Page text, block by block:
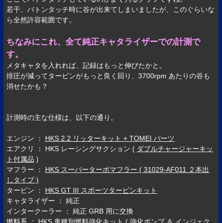
若干、バトンタッチ時に谷が出来てしまいましたが、このぐらいな
ら全然許容範囲です。
ちなみにこれ、全て純正キャタライザーでの計測で
す。
メタキャタを入れれば、記録はもっと伸びたかと。
排圧が減ってタービンがもっと良く回り、3700rpm あたりの谷も
消せたかも？
計測時の主な仕様は、以下の通り。
エンジン ： HKS 2.2 リッターキット + TOMEI パーツ
エアクリ ： HKS レーシングサクション ( ダブルチャージャーキッ
ト付属品 )
マフラー ： HKS スーパーターボマフラー ( 31029-AF011 ２本出
しタイプ )
タービン ： HKS GT III スポーツタービンキット
キャタライザー ： 純正
インタークーラー ： 純正 GRB 用に交換